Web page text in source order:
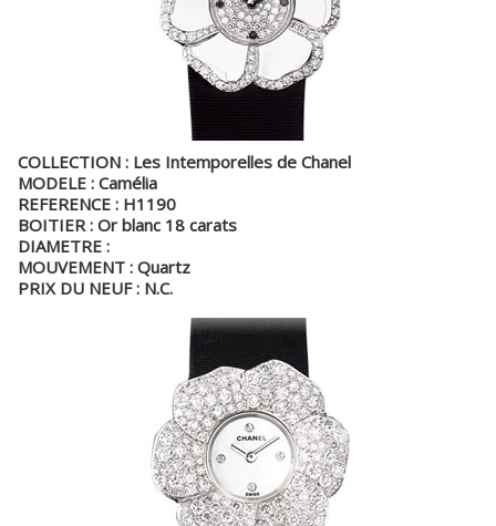
COLLECTION : Les Intemporelles de Chanel
MODELE : Camélia
REFERENCE : H1190
BOITIER : Or blanc 18 carats
DIAMETRE :
MOUVEMENT : Quartz
PRIX DU NEUF : N.C.